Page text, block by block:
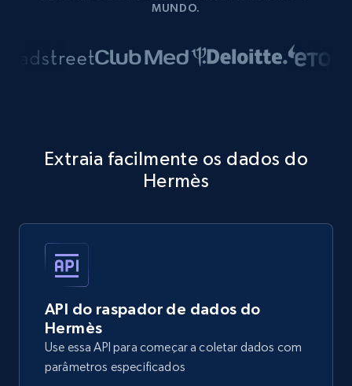
MUNDO.
Extraia facilmente os dados do
Hermès
API do raspador de dados do
Hermès
Use essa API para começar a coletar dados com
parâmetros especificados